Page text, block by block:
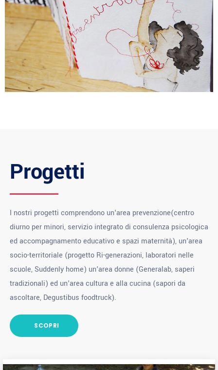
Progetti
I nostri progetti comprendono un'area prevenzione(centro
diurno per minori, servizio integrato di consulenza psicologica
ed accompagnamento educativo e spazi maternità), un'area
socio-territoriale (progetto Ri-generazioni, laboratori nelle
scuole, Suddenly home) un'area donne (Generalab, saperi
tradizionali) ed un'area cultura e alla cucina (sapori da
ascoltare, Degustibus foodtruck).
SCOPRI